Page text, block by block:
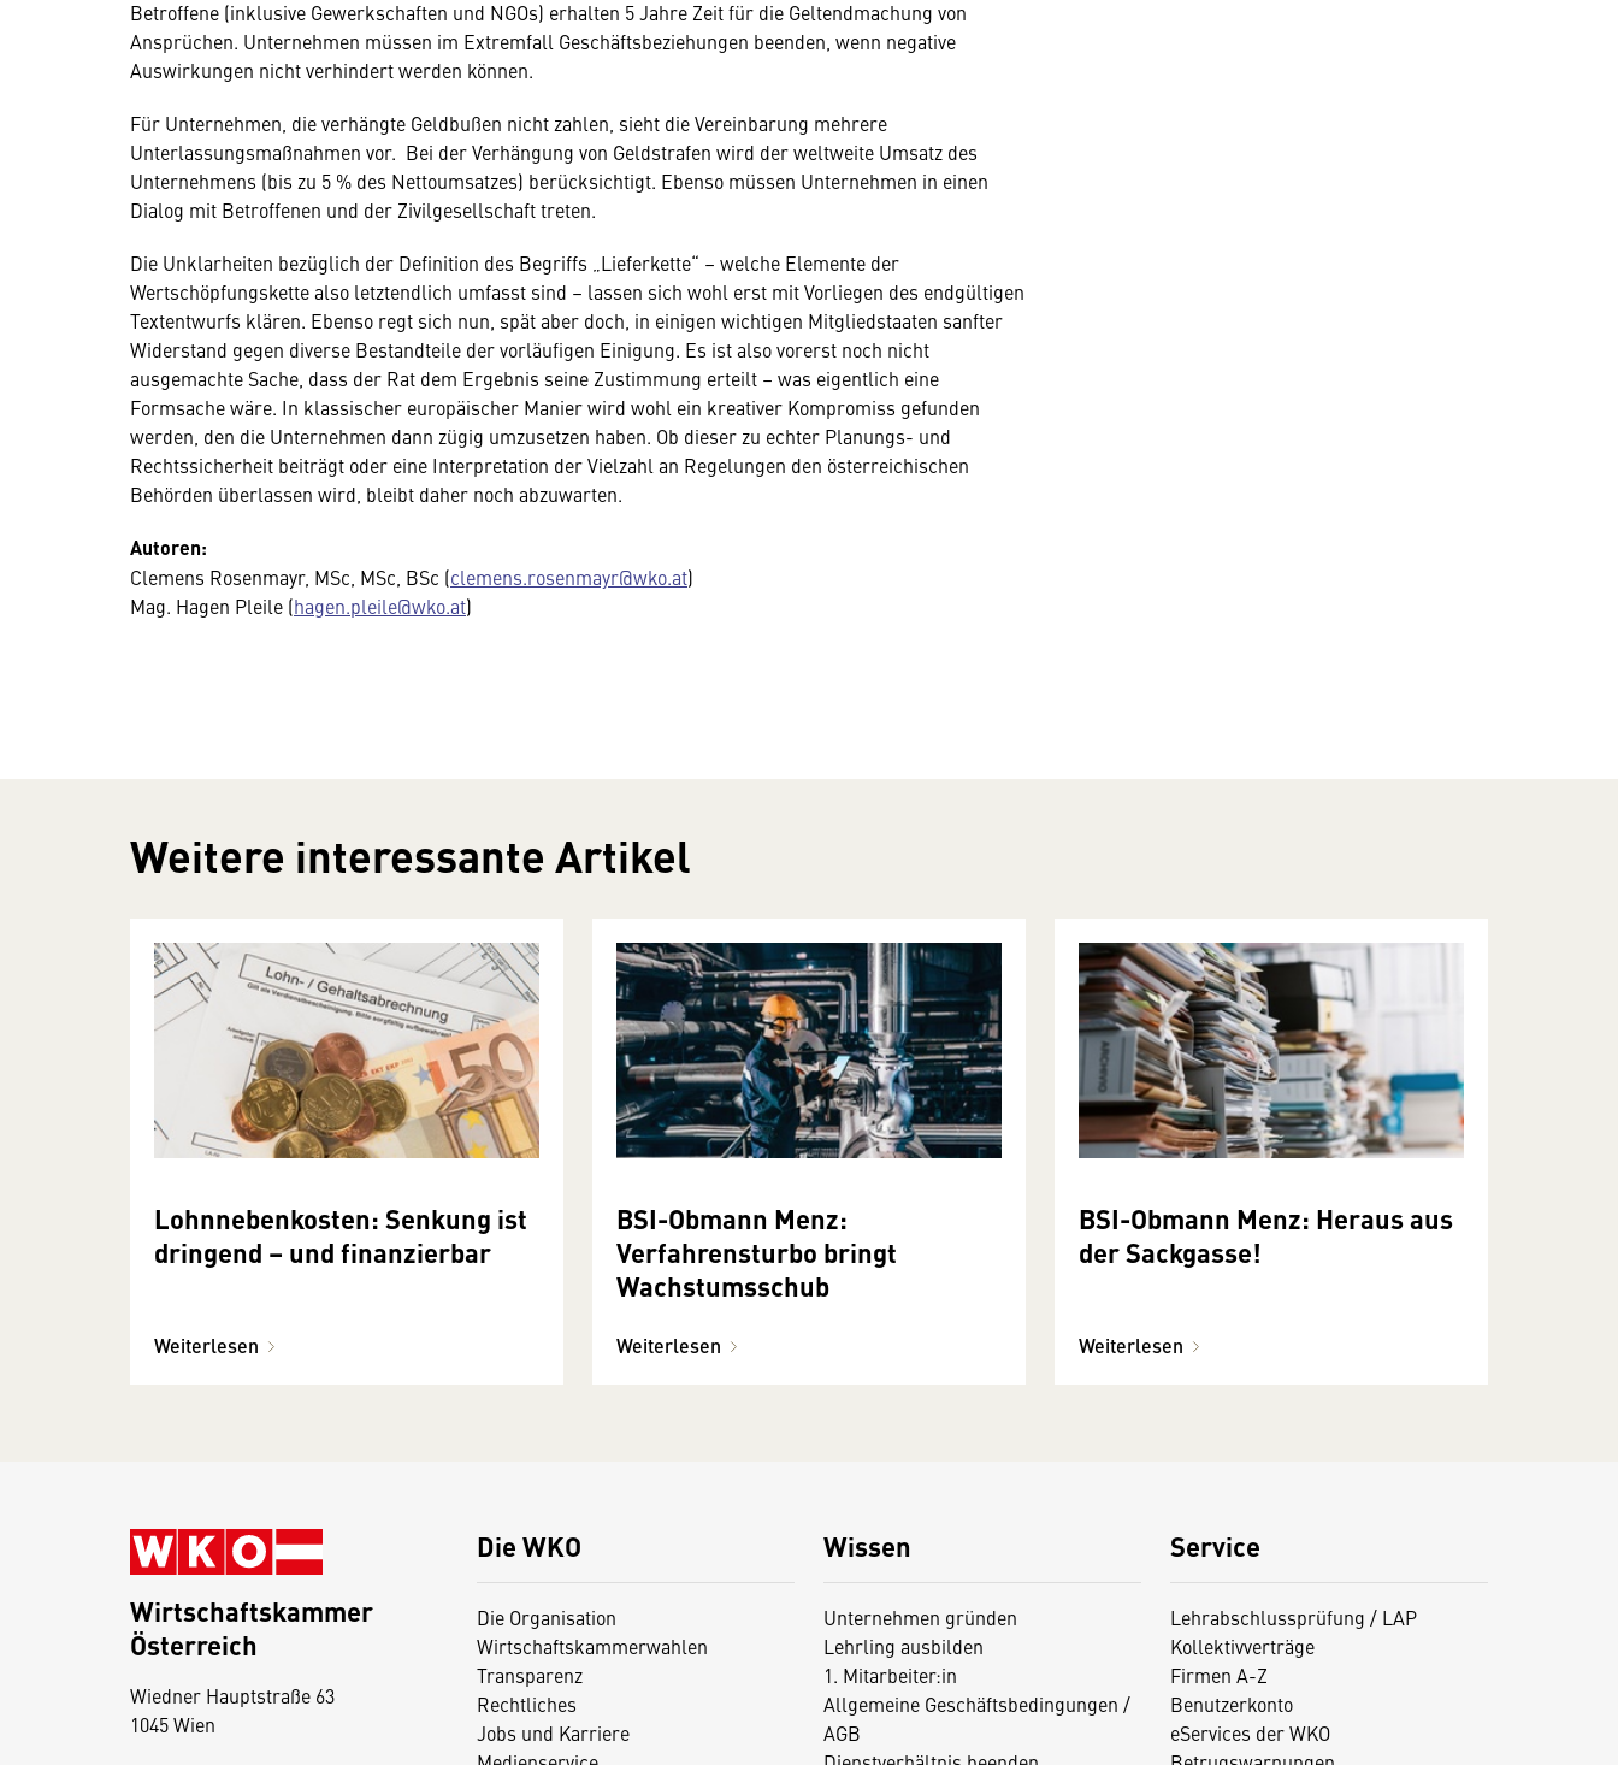
Betroffene (inklusive Gewerkschaften und NGOs) erhalten 5 Jahre Zeit für die Geltendmachung von
Ansprüchen. Unternehmen müssen im Extremfall Geschäftsbeziehungen beenden, wenn negative
Auswirkungen nicht verhindert werden können.
Für Unternehmen, die verhängte Geldbußen nicht zahlen, sieht die Vereinbarung mehrere
Unterlassungsmaßnahmen vor. Bei der Verhängung von Geldstrafen wird der weltweite Umsatz des
Unternehmens (bis zu 5 % des Nettoumsatzes) berücksichtigt. Ebenso müssen Unternehmen in einen
Dialog mit Betroffenen und der Zivilgesellschaft treten.
Die Unklarheiten bezüglich der Definition des Begriffs „Lieferkette“ – welche Elemente der
Wertschöpfungskette also letztendlich umfasst sind – lassen sich wohl erst mit Vorliegen des endgültigen
Textentwurfs klären. Ebenso regt sich nun, spät aber doch, in einigen wichtigen Mitgliedstaaten sanfter
Widerstand gegen diverse Bestandteile der vorläufigen Einigung. Es ist also vorerst noch nicht
ausgemachte Sache, dass der Rat dem Ergebnis seine Zustimmung erteilt – was eigentlich eine
Formsache wäre. In klassischer europäischer Manier wird wohl ein kreativer Kompromiss gefunden
werden, den die Unternehmen dann zügig umzusetzen haben. Ob dieser zu echter Planungs- und
Rechtssicherheit beiträgt oder eine Interpretation der Vielzahl an Regelungen den österreichischen
Behörden überlassen wird, bleibt daher noch abzuwarten.
Autoren:
Clemens Rosenmayr, MSc, MSc, BSc (clemens.rosenmayr@wko.at)
Mag. Hagen Pleile (hagen.pleile@wko.at)
Weitere interessante Artikel
Lohnnebenkosten: Senkung ist
dringend – und finanzierbar
Weiterlesen
BSI-Obmann Menz:
Verfahrensturbo bringt
Wachstumsschub
Weiterlesen
BSI-Obmann Menz: Heraus aus
der Sackgasse!
Weiterlesen
Die WKO
Die Organisation
Wirtschaftskammerwahlen
Transparenz
Rechtliches
Jobs und Karriere
Wissen
Unternehmen gründen
Lehrling ausbilden
1. Mitarbeiter:in
Allgemeine Geschäftsbedingungen /
AGB
Service
Lehrabschlussprüfung / LAP
Kollektivverträge
Firmen A-Z
Benutzerkonto
eServices der WKO
Wirtschaftskammer
Österreich
Wiedner Hauptstraße 63
1045 Wien